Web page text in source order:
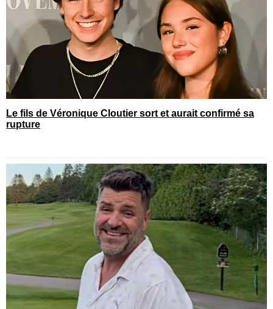
Le fils de Véronique Cloutier sort et aurait confirmé sa
rupture